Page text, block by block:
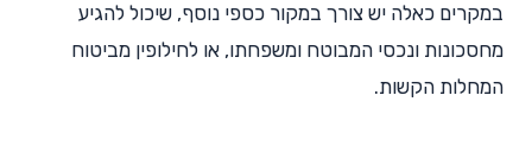
במקרים כאלה יש צורך במקור כספי נוסף, שיכול להגיע
מחסכונות ונכסי המבוטח ומשפחתו, או לחילופין מביטוח
המחלות הקשות.